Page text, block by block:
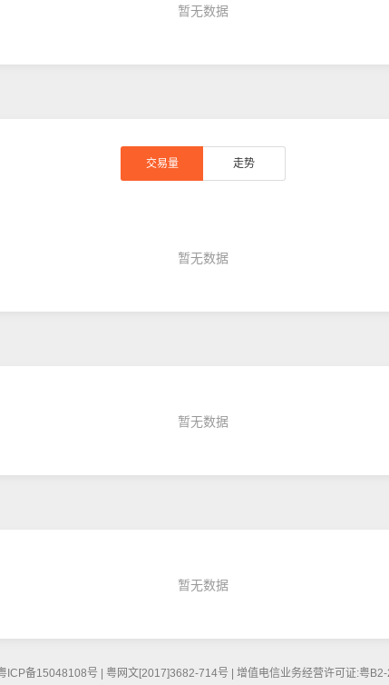
暂无数据
交易量 走势
暂无数据
暂无数据
暂无数据
ICP备15048108号 | 粤网文[2017]3682-714号 | 增值电信业务经营许可证:粤